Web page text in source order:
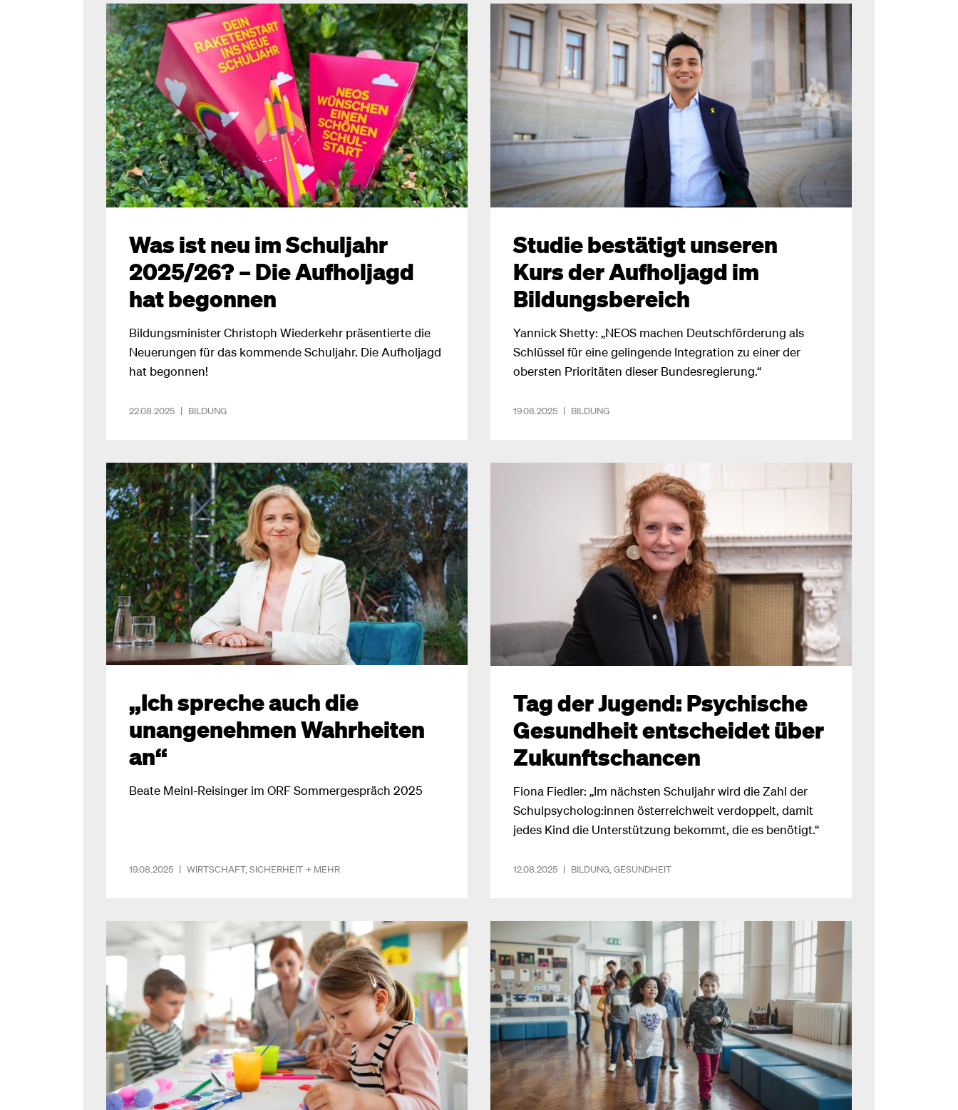
Was ist neu im Schuljahr
2025/26? – Die Aufholjagd
hat begonnen
Bildungsminister Christoph Wiederkehr präsentierte die
Neuerungen für das kommende Schuljahr. Die Aufholjagd
hat begonnen!
22.08.2025 | BILDUNG
Studie bestätigt unseren
Kurs der Aufholjagd im
Bildungsbereich
Yannick Shetty: „NEOS machen Deutschförderung als
Schlüssel für eine gelingende Integration zu einer der
obersten Prioritäten dieser Bundesregierung.“
19.08.2025 | BILDUNG
„Ich spreche auch die
unangenehmen Wahrheiten
an“
Beate Meinl-Reisinger im ORF Sommergespräch 2025
19.08.2025 | WIRTSCHAFT, SICHERHEIT + MEHR
Tag der Jugend: Psychische
Gesundheit entscheidet über
Zukunftschancen
Fiona Fiedler: „Im nächsten Schuljahr wird die Zahl der
Schulpsycholog:innen österreichweit verdoppelt, damit
jedes Kind die Unterstützung bekommt, die es benötigt.“
12.08.2025 | BILDUNG GESUNDHEIT